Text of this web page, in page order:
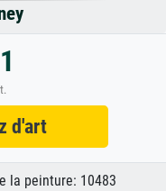
d'art
la peinture: 10483